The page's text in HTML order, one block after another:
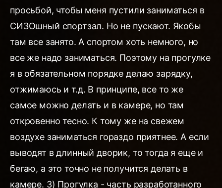
просьбой, чтобы меня пустили заниматься в
СИЗОшный спортзал. Но не пускают. Якобы
там все занято. А спортом хоть немного, но
все же надо заниматься. Поэтому на прогулке
я в обязательном порядке делаю зарядку,
отжимаюсь и т.д. В принципе, все то же
самое можно делать и в камере, но там
откровенно тесно. К тому же на свежем
воздухе заниматься гораздо приятнее. А если
выводят в длинный дворик, то тогда я еще и
бегаю, а это точно не получится делать в
камере. 3) Прогулка - часть разработанного